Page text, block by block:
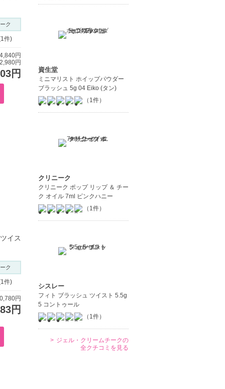
ク
件)
円
円
円
イス
ク
件)
円
円
資生堂
ミニマリスト ホイップパウダー
ブラッシュ 5g 04 Eiko (タン)
（1件）
クリニーク
クリニーク ポップ リップ ＆ チー
ク オイル 7ml ピンクハニー
（1件）
シスレー
フィト ブラッシュ ツイスト 5.5g
5 コントゥール
（1件）
ジェル・クリームチークの
全クチコミを見る